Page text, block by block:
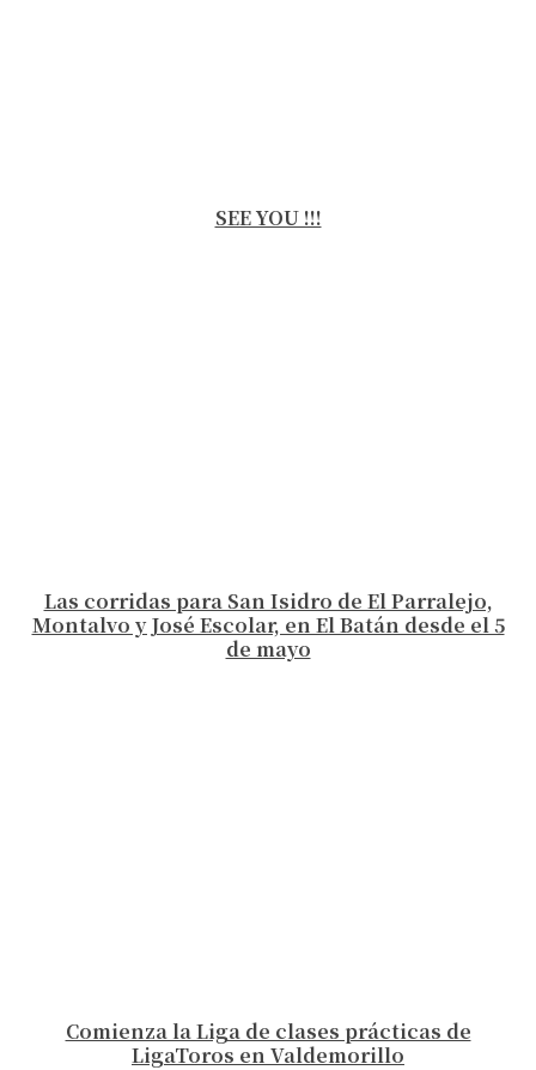
SEE YOU !!!
Las corridas para San Isidro de El Parralejo,
Montalvo y José Escolar, en El Batán desde el 5
de mayo
Comienza la Liga de clases prácticas de
LigaToros en Valdemorillo